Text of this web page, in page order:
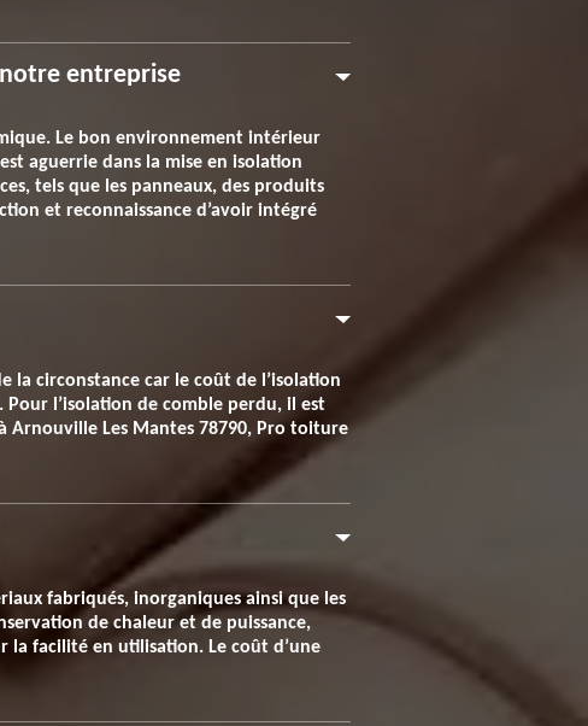
entreprise
Le bon environnement intérieur
aguerrie dans la mise en isolation
tels que les panneaux, des produits
et reconnaissance d’avoir intégré
la circonstance car le coût de l’isolation
Pour l’isolation de comble perdu, il est
Arnouville Les Mantes 78790, Pro toiture
fabriqués, inorganiques ainsi que les
de chaleur et de puissance,
la facilité en utilisation. Le coût d’une